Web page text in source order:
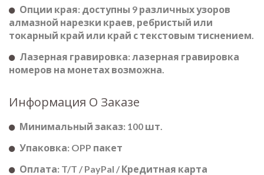
Опции края: доступны 9 различных узоров
алмазной нарезки краев, ребристый или
токарный край или край с текстовым тиснением.
Лазерная гравировка: лазерная гравировка
номеров на монетах возможна.
Информация О Заказе
Минимальный заказ: 100 шт.
Упаковка: OPP пакет
Оплата: T/T / PayPal / Кредитная карта